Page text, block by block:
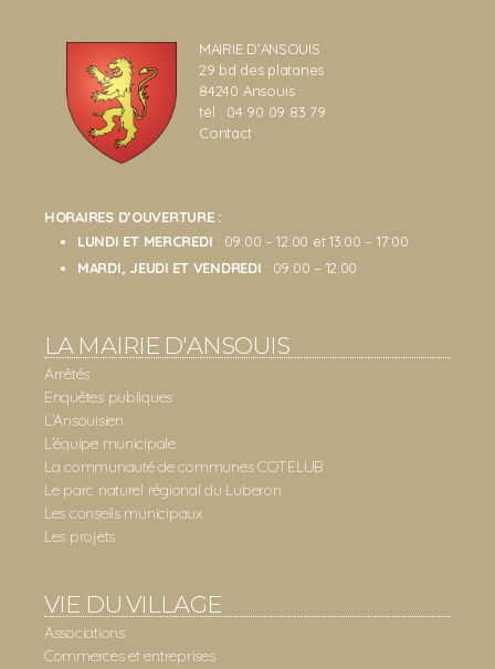
MAIRIE D’ANSOUIS
29 bd des platanes
84240 Ansouis
tél : 04 90 09 83 79
Contact
HORAIRES D’OUVERTURE :
LUNDI ET MERCREDI : 09:00 – 12:00 et 13:00 – 17:00
MARDI, JEUDI ET VENDREDI : 09:00 – 12:00
LA MAIRIE D'ANSOUIS
Arrêtés
Enquêtes publiques
L’Ansouisien
L’équipe municipale
La communauté de communes COTELUB
Le parc naturel régional du Luberon
Les conseils municipaux
Les projets
VIE DU VILLAGE
Associations
Commerces et entreprises